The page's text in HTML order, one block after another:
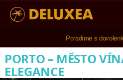
Poradíme s
5* cestovná kancelária na
PORTO – MĚSTO
ELEGANCE